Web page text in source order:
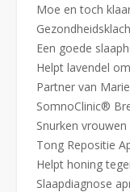
Moe en toch
Een goede
Helpt lavendel
Partner van
SomnoClinic®
Snurken vrouwen
Tong Repositie
Helpt honing
Slaapdiagnose